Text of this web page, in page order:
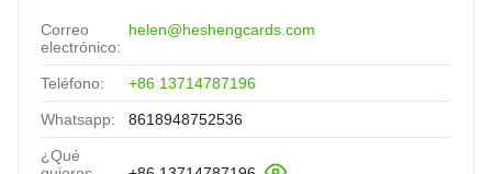
Correo
electrónico:
helen@heshengcards.com
Teléfono: +86 13714787196
Whatsapp: 8618948752536
¿Qué